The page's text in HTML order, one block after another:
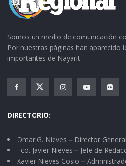
Somos un medio de comunicación
Por nuestras páginas han aparecido
importantes de Nayarit.
DIRECTORIO:
Omar G. Nieves ⏤ Director General
Fco. Javier Nieves ⏤ Jefe de
Xavier Nieves Cosio ⏤